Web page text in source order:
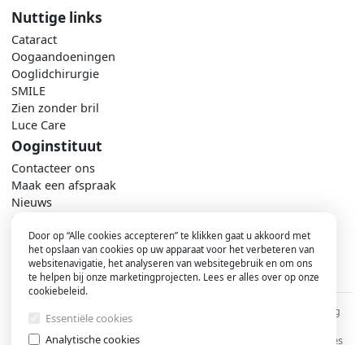
Nuttige links
Cataract
Oogaandoeningen
Ooglidchirurgie
SMILE
Zien zonder bril
Luce Care
Ooginstituut
Contacteer ons
Maak een afspraak
Nieuws
Ons team
Praktisch
Door op “Alle cookies accepteren” te klikken gaat u akkoord met
het opslaan van cookies op uw apparaat voor het verbeteren van
websitenavigatie, het analyseren van websitegebruik en om ons
te helpen bij onze marketingprojecten. Lees er alles over op onze
cookiebeleid.
Essentiële cookies
Analytische cookies
Voet
©2026 - Ooginstituut Aalst
Privacyverklaring
Beheer je cookies